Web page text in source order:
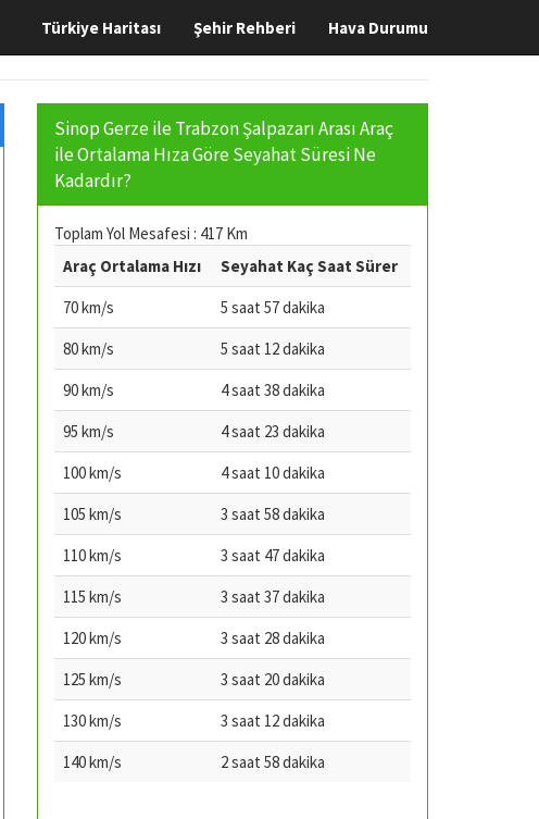
Türkiye Haritası Şehir Rehberi Hava Durumu
Sinop Gerze ile Trabzon Şalpazarı Arası Araç
ile Ortalama Hıza Göre Seyahat Süresi Ne
Kadardır?
Toplam Yol Mesafesi : 417 Km
Araç Ortalama Hızı
Seyahat Kaç Saat Sürer
70 km/s
5 saat 57 dakika
80 km/s
5 saat 12 dakika
90 km/s
4 saat 38 dakika
95 km/s
4 saat 23 dakika
100 km/s
4 saat 10 dakika
105 km/s
3 saat 58 dakika
110 km/s
3 saat 47 dakika
115 km/s
3 saat 37 dakika
120 km/s
3 saat 28 dakika
125 km/s
3 saat 20 dakika
130 km/s
3 saat 12 dakika
140 km/s
2 saat 58 dakika